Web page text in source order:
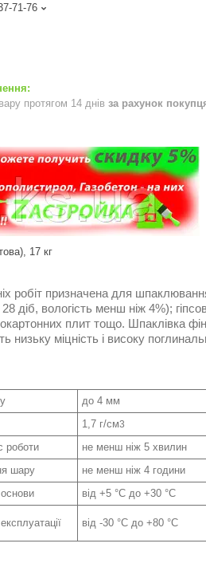
71-76
протягом 14 днів за рахунок
17 кг
робіт призначена для
діб, вологість менш ніж 4%);
плит тощо. Шпаклівка
міцність і високу
до 4 мм
1,7 г/см3
роботи
не менш ніж 5 хвилин
шару
не менш ніж 4 години
від +5 °C до +30 °C
від -30 °C до +80 °C